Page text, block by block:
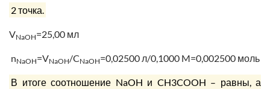
2 точка.
VNaOH=25,00 мл
nNaOH=VNaOH/CNaOH=0,02500 л/0,1000 M=0,002500 моль
В итоге соотношение NaOH и CH3COOH – равны, а